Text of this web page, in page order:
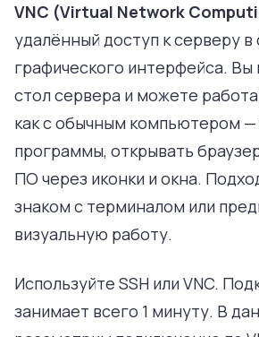
VNC (Virtual Network
удалённый доступ к серверу
графического интерфейса. Вы
стол сервера и можете
как с обычным компьютером —
программы, открывать
ПО через иконки и окна.
знаком с терминалом или
визуальную работу.
Используйте SSH или VNC.
занимает всего 1 минуту. В